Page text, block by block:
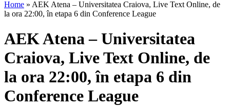
Home » AEK Atena – Universitatea Craiova, Live Text Online, de
la ora 22:00, în etapa 6 din Conference League
AEK Atena – Universitatea
Craiova, Live Text Online, de
la ora 22:00, în etapa 6 din
Conference League